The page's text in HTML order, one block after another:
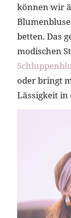
können wir
betten. Das
modischen
oder bringt
Lässigkeit in